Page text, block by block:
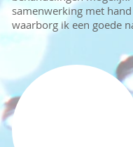
samenwerking met
waarborg ik een goede